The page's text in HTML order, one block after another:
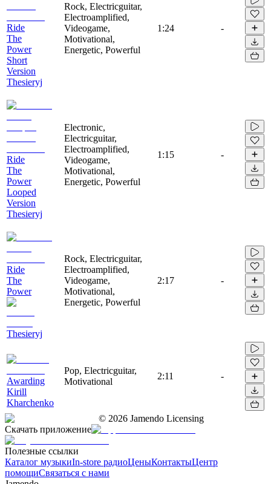
Ride
The
Power
Short
Version
Thesieryj
Rock, Electricguitar,
Electroamplified,
Videogame,
Motivational,
Energetic, Powerful
1:24 -
Ride
The
Power
Looped
Version
Thesieryj
Electronic,
Electricguitar,
Electroamplified,
Videogame,
Motivational,
Energetic, Powerful
1:15 -
Ride
The
Power
Thesieryj
Rock, Electricguitar,
Electroamplified,
Videogame,
Motivational,
Energetic, Powerful
2:17 -
Awarding
Kirill
Kharchenko
Pop, Electricguitar,
Motivational
2:11 -
© 2026 Jamendo Licensing
Скачать приложение
Полезные ссылки
Каталог музыкиIn-store радиоЦеныКонтактыЦентр
помощиСвязаться с нами